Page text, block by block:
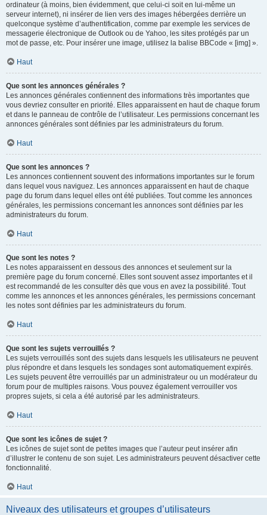
ordinateur (à moins, bien évidemment, que celui-ci soit en lui-même un
serveur internet), ni insérer de lien vers des images hébergées derrière un
quelconque système d’authentification, comme par exemple les services de
messagerie électronique de Outlook ou de Yahoo, les sites protégés par un
mot de passe, etc. Pour insérer une image, utilisez la balise BBCode « [img] ».
Haut
Que sont les annonces générales ?
Les annonces générales contiennent des informations très importantes que
vous devriez consulter en priorité. Elles apparaissent en haut de chaque forum
et dans le panneau de contrôle de l’utilisateur. Les permissions concernant les
annonces générales sont définies par les administrateurs du forum.
Haut
Que sont les annonces ?
Les annonces contiennent souvent des informations importantes sur le forum
dans lequel vous naviguez. Les annonces apparaissent en haut de chaque
page du forum dans lequel elles ont été publiées. Tout comme les annonces
générales, les permissions concernant les annonces sont définies par les
administrateurs du forum.
Haut
Que sont les notes ?
Les notes apparaissent en dessous des annonces et seulement sur la
première page du forum concerné. Elles sont souvent assez importantes et il
est recommandé de les consulter dès que vous en avez la possibilité. Tout
comme les annonces et les annonces générales, les permissions concernant
les notes sont définies par les administrateurs du forum.
Haut
Que sont les sujets verrouillés ?
Les sujets verrouillés sont des sujets dans lesquels les utilisateurs ne peuvent
plus répondre et dans lesquels les sondages sont automatiquement expirés.
Les sujets peuvent être verrouillés par un administrateur ou un modérateur du
forum pour de multiples raisons. Vous pouvez également verrouiller vos
propres sujets, si cela a été autorisé par les administrateurs.
Haut
Que sont les icônes de sujet ?
Les icônes de sujet sont de petites images que l’auteur peut insérer afin
d’illustrer le contenu de son sujet. Les administrateurs peuvent désactiver cette
fonctionnalité.
Haut
Niveaux des utilisateurs et groupes d’utilisateurs